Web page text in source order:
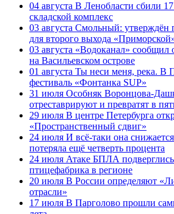
04 августа В Ленобласти сбили
складской комплекс
03 августа Смольный: утверждён
для второго выхода
03 августа «Водоканал» сообщил
на Васильевском острове
01 августа Ты неси меня, река. В
фестиваль «Фонтанка SUP»
31 июля Особняк Воронцова-
отреставрируют и превратят в
29 июля В центре Петербурга
«Пространственный сдвиг»
24 июля И всё-таки она
потеряла ещё четверть процента
24 июля Атаке БПЛА
птицефабрика в регионе
20 июля В России определяют
отрасли»
17 июля В Парголово прошли